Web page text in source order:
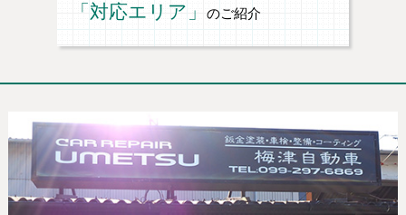
「対応エリア」 のご紹介